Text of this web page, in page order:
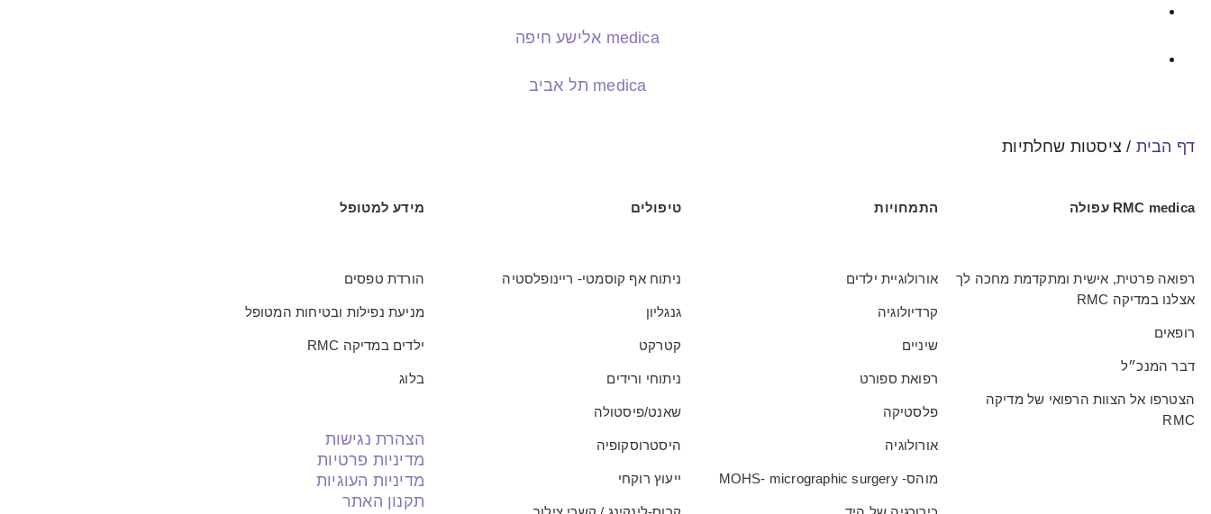
medica אלישע חיפה
medica תל אביב
דף הבית / ציסטות שחלתיות
RMC medica עפולה
רפואה פרטית, אישית ומתקדמת מחכה לך
אצלנו במדיקה RMC
רופאים
דבר המנכ״ל
הצטרפו אל הצוות הרפואי של מדיקה
RMC
התמחויות
אורולוגיית ילדים
קרדיולוגיה
שיניים
רפואת ספורט
פלסטיקה
אורולוגיה
מוהס- MOHS- micrographic surgery
טיפולים
ניתוח אף קוסמטי- ריינופלסטיה
גנגליון
קטרקט
ניתוחי ורידים
שאנט/פיסטולה
היסטרוסקופיה
ייעוץ רוקחי
מידע למטופל
הורדת טפסים
מניעת נפילות ובטיחות המטופל
ילדים במדיקה RMC
בלוג
הצהרת נגישות
מדיניות פרטיות
מדיניות העוגיות
תקנון האתר